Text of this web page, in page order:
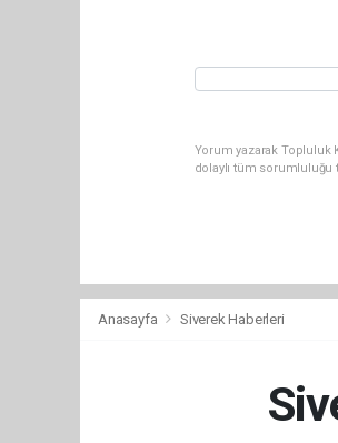
Yorum yazarak Topluluk
dolaylı tüm
Anasayfa Siverek Haberleri